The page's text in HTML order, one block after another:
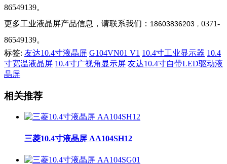
86549139。
更多工业液晶屏产品信息，请联系我们： 18603836203 ， 0371-
86549139。
标签: 友达10.4寸液晶屏 G104VN01 V1 10.4寸工业显示器 10.4
寸宽温液晶屏 10.4寸广视角显示屏 友达10.4寸自带LED驱动液
晶屏
相关推荐
三菱10.4寸液晶屏 AA104SH12